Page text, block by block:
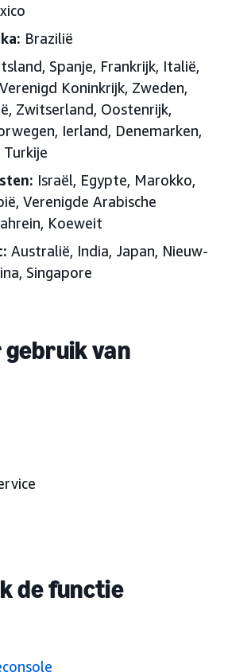
Brazilië
Spanje, Frankrijk, Italië,
Koninkrijk, Zweden,
Zwitserland, Oostenrijk,
Ierland, Denemarken,
Turkije
Israël, Egypte, Marokko,
Verenigde Arabische
Koeweit
Australië, India, Japan, Nieuw-
Singapore
gebruik van
de functie